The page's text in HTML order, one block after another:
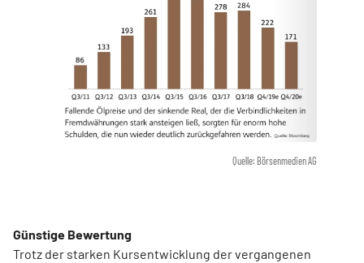
Quelle: Börsenmedien AG
Günstige Bewertung
Trotz der starken Kursentwicklung der vergangenen